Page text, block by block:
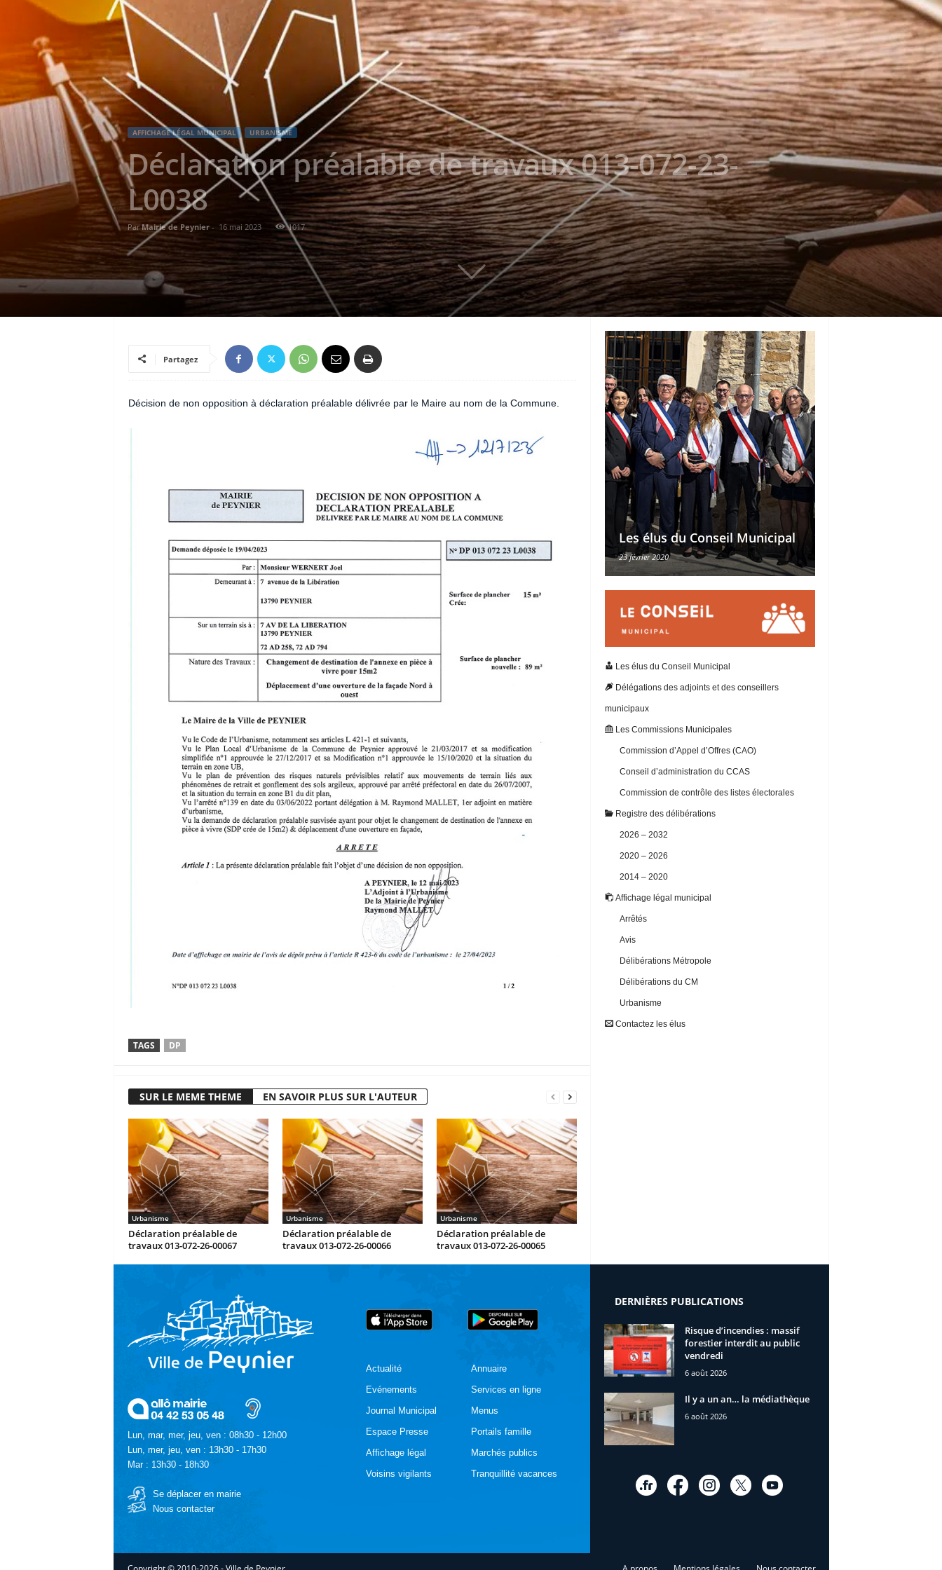
AFFICHAGE LÉGAL MUNICIPAL URBANISME
Déclaration préalable de travaux 013-072-23-
L0038
Par Mairie de Peynier- 16 mai 2023 1017
Partagez
Décision de non opposition à déclaration préalable délivrée par le Maire au nom de la Commune.
TAGS DP
SUR LE MEME THEME EN SAVOIR PLUS SUR L'AUTEUR
Urbanisme
Déclaration préalable de
travaux 013-072-26-00067
Urbanisme
Déclaration préalable de
travaux 013-072-26-00066
Urbanisme
Déclaration préalable de
travaux 013-072-26-00065
Les élus du Conseil Municipal
23 février 2020
Les élus du Conseil Municipal
Délégations des adjoints et des conseillers
municipaux
Les Commissions Municipales
Commission d’Appel d’Offres (CAO)
Conseil d’administration du CCAS
Commission de contrôle des listes électorales
Registre des délibérations
2026 – 2032
2020 – 2026
2014 – 2020
Affichage légal municipal
Arrêtés
Avis
Délibérations Métropole
Délibérations du CM
Urbanisme
Contactez les élus
Lun, mar, mer, jeu, ven : 08h30 - 12h00
Lun, mer, jeu, ven : 13h30 - 17h30
Mar : 13h30 - 18h30
Se déplacer en mairie
Nous contacter
Actualité
Evénements
Journal Municipal
Espace Presse
Affichage légal
Voisins vigilants
Annuaire
Services en ligne
Menus
Portails famille
Marchés publics
Tranquillité vacances
DERNIÈRES PUBLICATIONS
Risque d’incendies : massif
forestier interdit au public
vendredi
6 août 2026
Il y a un an… la médiathèque
6 août 2026